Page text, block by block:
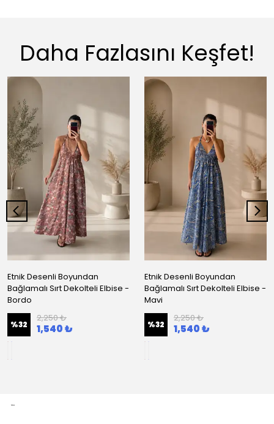
Daha Fazlasını Keşfet!
Etnik Desenli Boyundan
Bağlamalı Sırt Dekolteli Elbise -
Bordo
%32
2,250 ₺
1,540 ₺
Etnik Desenli Boyundan
Bağlamalı Sırt Dekolteli Elbise -
Mavi
%32
2,250 ₺
1,540 ₺